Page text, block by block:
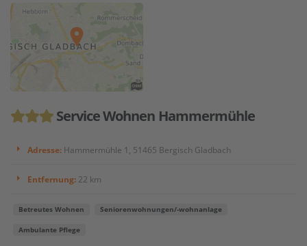
Service Wohnen Hammermühle
Adresse: Hammermühle 1, 51465 Bergisch Gladbach
Entfernung: 22 km
Betreutes Wohnen Seniorenwohnungen/-wohnanlage
Ambulante Pflege